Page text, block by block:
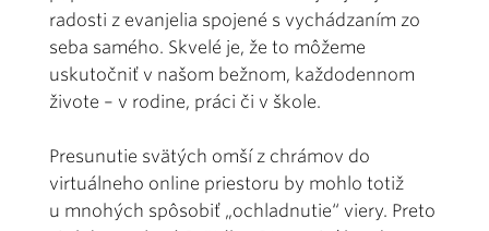
radosti z evanjelia spojené s vychádzaním zo
seba samého. Skvelé je, že to môžeme
uskutočniť v našom bežnom, každodennom
živote – v rodine, práci či v škole.
Presunutie svätých omší z chrámov do
virtuálneho online priestoru by mohlo totiž
u mnohých spôsobiť „ochladnutie“ viery. Preto